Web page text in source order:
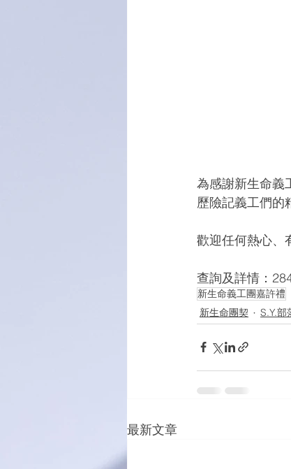
為感謝新生命義
歷險記義工們的
歡迎任何熱心、
查詢及詳情：
新生命義工團嘉許禮
新生命團契
S.Y.部
最新文章